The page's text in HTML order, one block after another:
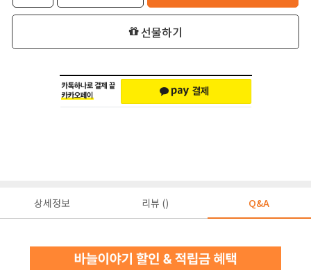
선물하기
상세정보 리뷰 () Q&A